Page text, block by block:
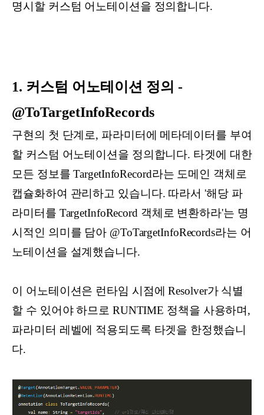
명시할 커스텀 어노테이션을 정의합니다.
1. 커스텀 어노테이션 정의 -
@ToTargetInfoRecords
구현의 첫 단계로, 파라미터에 메타데이터를 부여
할 커스텀 어노테이션을 정의합니다. 타겟에 대한
모든 정보를 TargetInfoRecord라는 도메인 객체로
캡슐화하여 관리하고 있습니다. 따라서 '해당 파
라미터를 TargetInfoRecord 객체로 변환하라'는 명
시적인 의미를 담아 @ToTargetInfoRecords라는 어
노테이션을 설계했습니다.
이 어노테이션은 런타임 시점에 Resolver가 식별
할 수 있어야 하므로 RUNTIME 정책을 사용하며,
파라미터 레벨에 적용되도록 타겟을 한정했습니
다.